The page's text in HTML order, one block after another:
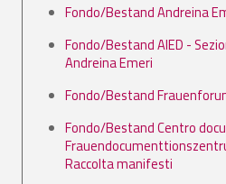
Fondo/Bestand Andreina
Fondo/Bestand AIED -
Andreina Emeri
Fondo/Bestand
Fondo/Bestand Centro
Raccolta manifesti